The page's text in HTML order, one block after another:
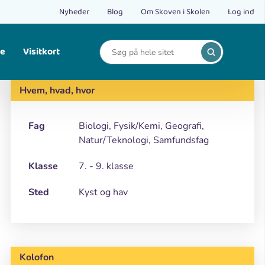
Nyheder Blog Om Skoven i Skolen Log ind
Visitkort
Print
Hvem, hvad, hvor
Fag
Biologi, Fysik/Kemi, Geografi,
Natur/Teknologi, Samfundsfag
Klasse
7. - 9. klasse
Sted
Kyst og hav
Kolofon